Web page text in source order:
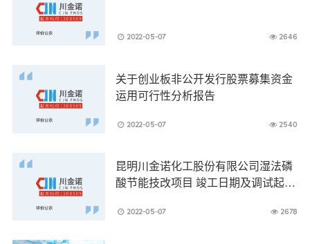
2022-05-07 2646
关于创业板非公开发行股票募集资金
运用可行性分析报告
2022-05-07 2540
昆明川金诺化工股份有限公司湿法磷
酸节能技改项目 竣工日期及调试起止
2022-05-07 2678